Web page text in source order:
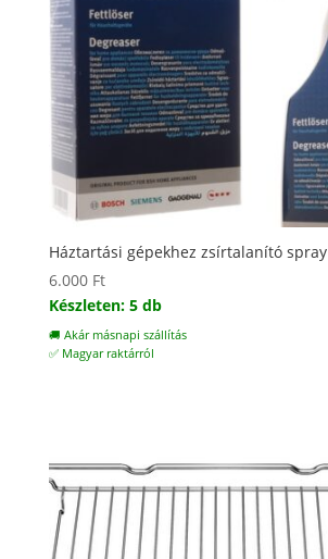
Háztartási gépekhez zsírtalanító spray
6.000 Ft
Készleten: 5 db
🚚 Akár másnapi szállítás
✅ Magyar raktárról